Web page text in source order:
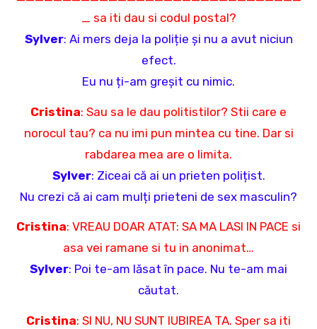
_ sa iti dau si codul postal?
Sylver: Ai mers deja la poliție și nu a avut niciun
efect.
Eu nu ți-am greșit cu nimic.
Cristina: Sau sa le dau politistilor? Stii care e
norocul tau? ca nu imi pun mintea cu tine. Dar si
rabdarea mea are o limita.
Sylver: Ziceai că ai un prieten polițist.
Nu crezi că ai cam mulți prieteni de sex masculin?
Cristina: VREAU DOAR ATAT: SA MA LASI IN PACE si
asa vei ramane si tu in anonimat…
Sylver: Poi te-am lăsat în pace. Nu te-am mai
căutat.
Cristina: SI NU, NU SUNT IUBIREA TA. Sper sa iti